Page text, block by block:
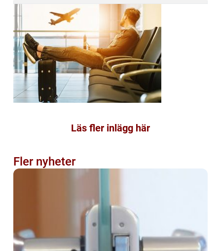
Läs fler inlägg här
Fler nyheter